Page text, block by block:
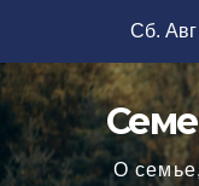
содержимому
Сб.
О